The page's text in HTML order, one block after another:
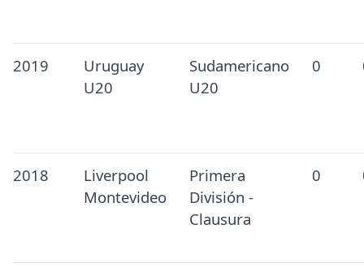
2019
Uruguay
U20
Sudamericano
U20
0
2018
Liverpool
Montevideo
Primera
División -
Clausura
0